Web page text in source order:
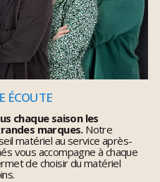
ÉCOUTE
chaque saison les
marques.Notre
matériel au service après-
vous accompagne à chaque
de choisir du matériel